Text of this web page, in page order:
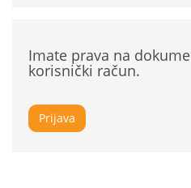
Imate prava na
korisnički račun.
Prijava